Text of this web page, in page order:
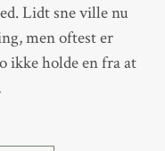
Lidt sne ville nu
men oftest er
ikke holde en fra at